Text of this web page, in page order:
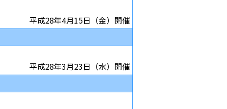
平成28年4月15日（金）開催
平成28年3月23日（水）開催